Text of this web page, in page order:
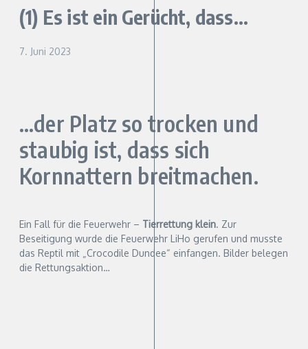
(1) Es ist ein Gerücht, dass…
7. Juni 2023
…der Platz so trocken und
staubig ist, dass sich
Kornnattern breitmachen.
Ein Fall für die Feuerwehr – Tierrettung klein. Zur
Beseitigung wurde die Feuerwehr LiHo gerufen und musste
das Reptil mit „Crocodile Dundee“ einfangen. Bilder belegen
die Rettungsaktion…